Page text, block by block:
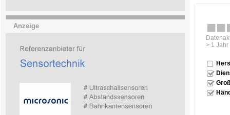
Anzeige
> 1 Jahr